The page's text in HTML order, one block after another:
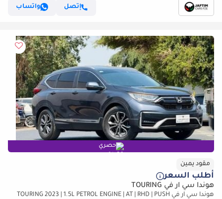
إتصل
واتساب
حصري
مقود يمين
أطلب السعر
هوندا سي آر في TOURING
هوندا سي آر في TOURING 2023 | 1.5L PETROL ENGINE | AT | RHD | PUSH